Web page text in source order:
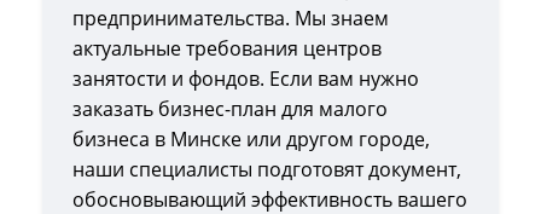
предпринимательства. Мы знаем
актуальные требования центров
занятости и фондов. Если вам нужно
заказать бизнес-план для малого
бизнеса в Минске или другом городе,
наши специалисты подготовят документ,
обосновывающий эффективность вашего